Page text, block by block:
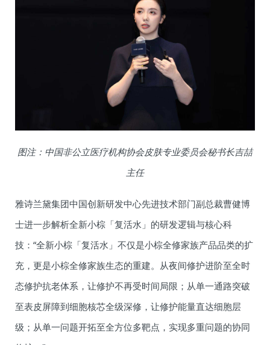
图注：中国非公立医疗机构协会皮肤专业委员会秘书长吉喆
主任
雅诗兰黛集团中国创新研发中心先进技术部门副总裁曹健博
士进一步解析全新小棕「复活水」的研发逻辑与核心科
技：“全新小棕「复活水」不仅是小棕全修家族产品品类的扩
充，更是小棕全修家族生态的重建。从夜间修护进阶至全时
态修护抗老体系，让修护不再受时间局限；从单一通路突破
至表皮屏障到细胞核芯全级深修，让修护能量直达细胞层
级；从单一问题开拓至全方位多靶点，实现多重问题的协同